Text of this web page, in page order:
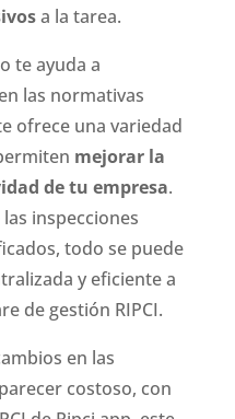
a la tarea.
te ayuda a
las normativas
ofrece una variedad
mejorar la
de tu empresa.
inspecciones
todo se puede
y eficiente a
de gestión RIPCI.
en las
costoso, con